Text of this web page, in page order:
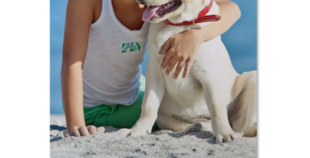
Darmowy bilecik z życzeniami
Stwórz coś wyjątkowego w zaledwie kilku krokach – z jej
imieniem, swoim zdjęciem lub wiadomością, która naprawdę
poruszy serce. Bez problemu, po prostu ogrom miłości na
tę chwilę.